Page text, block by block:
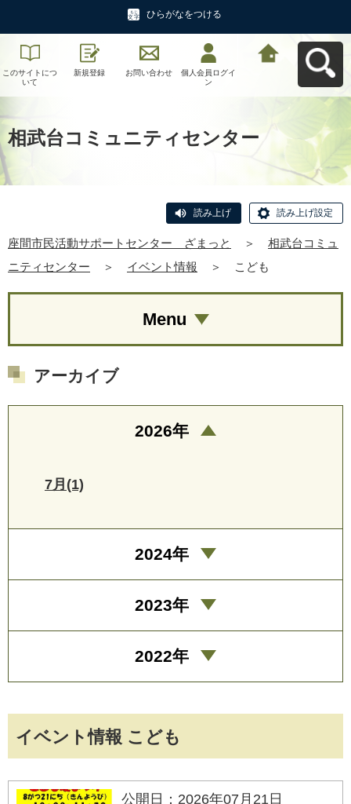
ひらがなをつける
このサイトにつ
いて
新規登録 お問い合わせ
個人会員ログイ
ン
相武台コミュニティセンター
読み上げ 読み上げ設定
座間市民活動サポートセンター ざまっと ＞
相武台コミュ
ニティセンター
＞ イベント情報 ＞ こども
イベント情報 こども
公開日：2026年07月21日
Menu
アーカイブ
2026年
7月(1)
2024年
2023年
2022年